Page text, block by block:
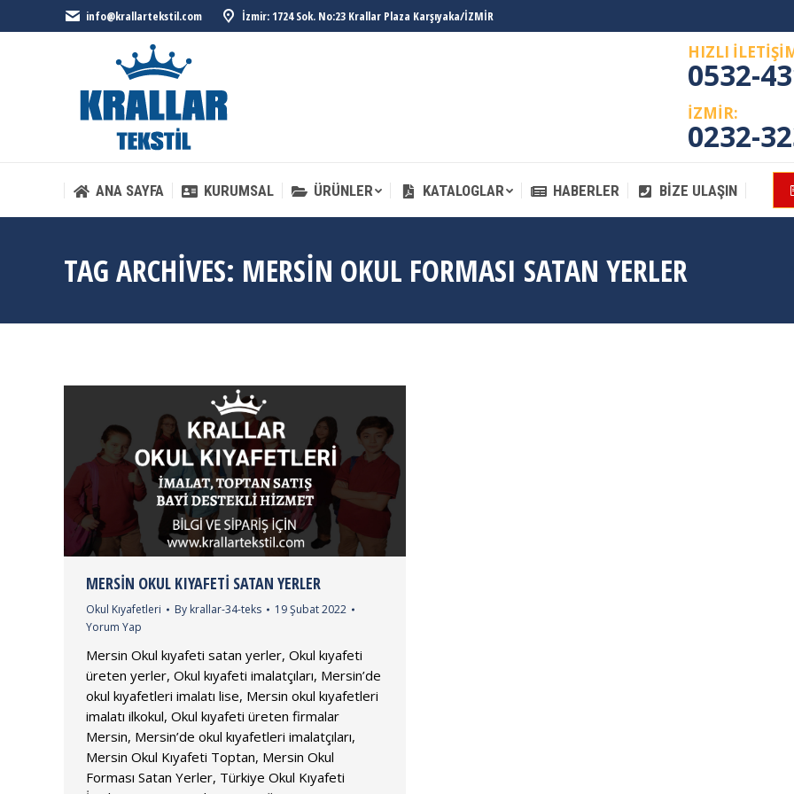
info@krallartekstil.com İzmir: 1724 Sok. No:23 Krallar Plaza Karşıyaka/İZMİR
HIZLI
0532-
İZMİR:
0232-
ANA SAYFA KURUMSAL ÜRÜNLER KATALOGLAR HABERLER BIZE ULAŞIN
TAG ARCHIVES: MERSIN OKUL FORMASI SATAN YERLER
MERSIN OKUL KIYAFETI SATAN YERLER
Okul Kıyafetleri By krallar-34-teks
19 Şubat 2022
Yorum Yap
Mersin Okul kıyafeti satan yerler, Okul kıyafeti
üreten yerler, Okul kıyafeti imalatçıları, Mersin’de
okul kıyafetleri imalatı lise, Mersin okul kıyafetleri
imalatı ilkokul, Okul kıyafeti üreten firmalar
Mersin, Mersin’de okul kıyafetleri imalatçıları,
Mersin Okul Kıyafeti Toptan, Mersin Okul
Forması Satan Yerler, Türkiye Okul Kıyafeti
ANA SAYFA KURUMSAL ÜRÜNLER KATALOGLAR HABERLER BIZE ULAŞIN